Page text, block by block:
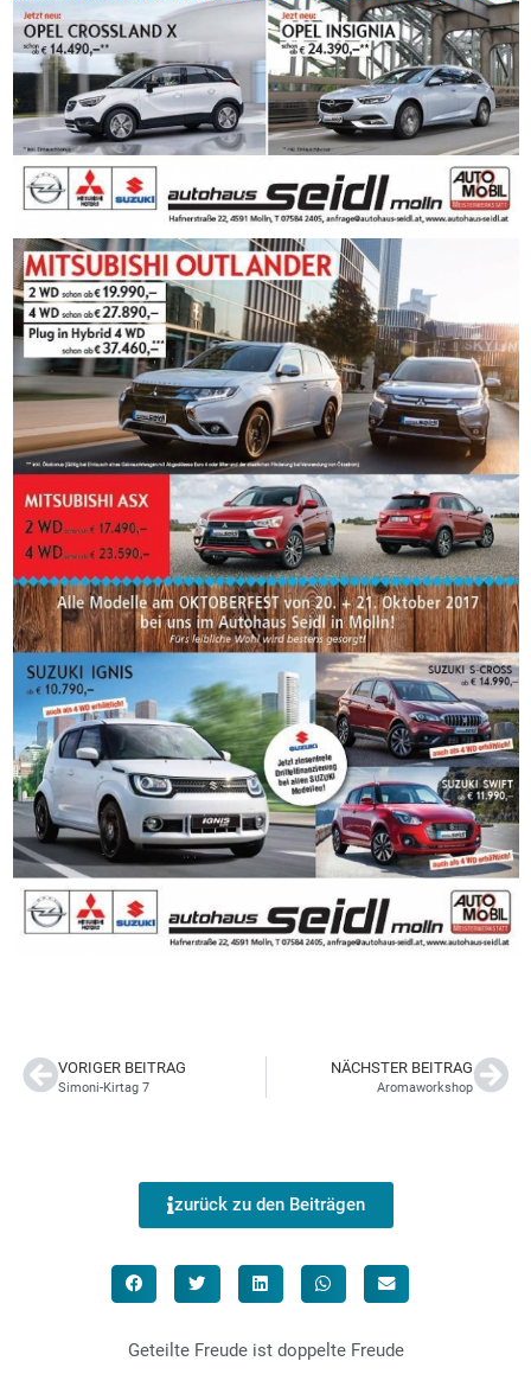
VORIGER BEITRAG
Simoni-Kirtag 7
NÄCHSTER BEITRAG
Aromaworkshop
zurück zu den Beiträgen
Geteilte Freude ist doppelte Freude